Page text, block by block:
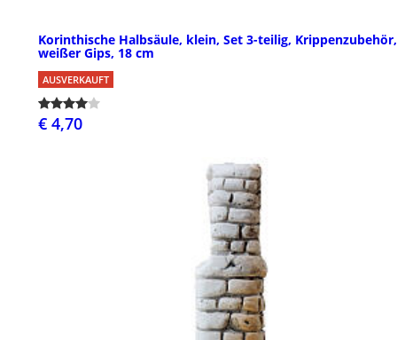
Korinthische Halbsäule, klein, Set 3-teilig, Krippenzubehör,
weißer Gips, 18 cm
AUSVERKAUFT
€ 4,70